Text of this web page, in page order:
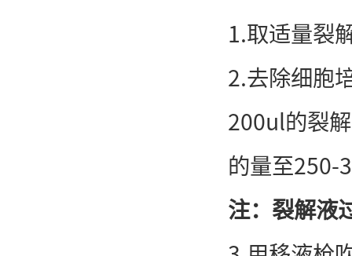
1.取适量裂
2.去除细胞
200ul的裂
的量至250-
注：裂解液